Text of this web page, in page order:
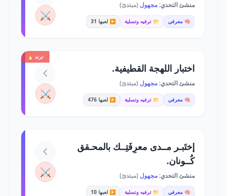
منشئ التحدي:مجهول (مبتدئ)
🧠 معرفي 📁 ترفيه وتسلية ▶️ لعبها 31 ⚔️
ترند 🔥
اختبار اللهجة القطيفية.
منشئ التحدي:مجهول (مبتدئ)
🧠 معرفي 📁 ترفيه وتسلية ▶️ لعبها 476 ⚔️
إختَبـر مــدى معرِفَتِــك بالمحـقق
كُــونان.
منشئ التحدي:مجهول (مبتدئ)
🧠 معرفي 📁 ترفيه وتسلية ▶️ لعبها 10
⚔️